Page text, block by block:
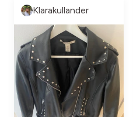
Klarakullander